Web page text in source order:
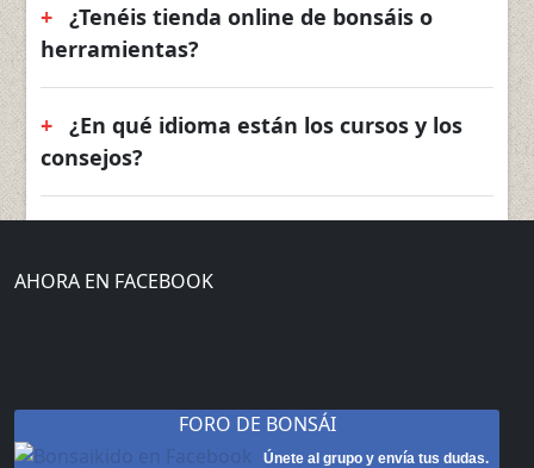
¿Tenéis tienda online de bonsáis o
herramientas?
¿En qué idioma están los cursos y los
consejos?
AHORA EN FACEBOOK
FORO DE BONSÁI
Únete al grupo y envía tus dudas.